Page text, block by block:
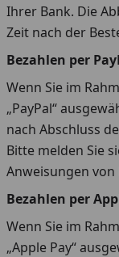
Ihrer Bank. Die
Zeit nach der
Bezahlen per
Wenn Sie im
„PayPal“
nach Abschluss
Bitte melden Sie
Anweisungen von
Bezahlen per
Wenn Sie im
„Apple Pay“